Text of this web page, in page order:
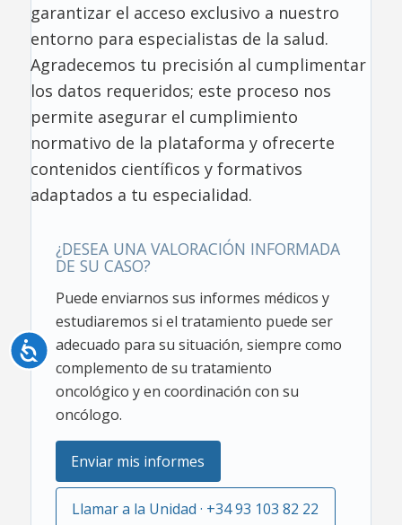
Accesibilidad
garantizar el acceso exclusivo a nuestro
entorno para especialistas de la salud.
Agradecemos tu precisión al cumplimentar
los datos requeridos; este proceso nos
permite asegurar el cumplimiento
normativo de la plataforma y ofrecerte
contenidos científicos y formativos
adaptados a tu especialidad.
¿DESEA UNA VALORACIÓN INFORMADA
DE SU CASO?
Puede enviarnos sus informes médicos y
estudiaremos si el tratamiento puede ser
adecuado para su situación, siempre como
complemento de su tratamiento
oncológico y en coordinación con su
oncólogo.
Enviar mis informes
Llamar a la Unidad · +34 93 103 82 22